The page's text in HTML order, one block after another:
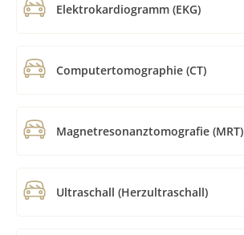
Elektrokardiogramm (EKG)
Computertomographie (CT)
Magnetresonanztomografie (MRT)
Ultraschall (Herzultraschall)